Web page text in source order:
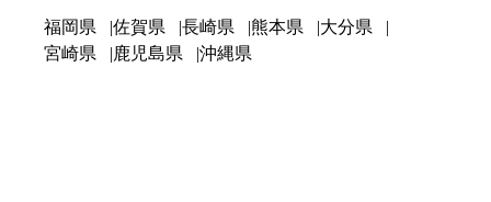
福岡県 佐賀県 長崎県 熊本県
大分県
宮崎県
鹿児島県 沖縄県